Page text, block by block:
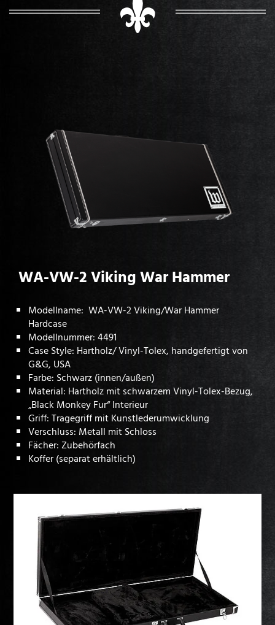
WA-VW-2 Viking War Hammer
Modellname: WA-VW-2 Viking/War Hammer
Hardcase
Modellnummer: 4491
Case Style: Hartholz/ Vinyl-Tolex, handgefertigt von
G&G, USA
Farbe: Schwarz (innen/außen)
Material: Hartholz mit schwarzem Vinyl-Tolex-Bezug,
„Black Monkey Fur“ Interieur
Griff: Tragegriff mit Kunstlederumwicklung
Verschluss: Metall mit Schloss
Fächer: Zubehörfach
Koffer (separat erhältlich)